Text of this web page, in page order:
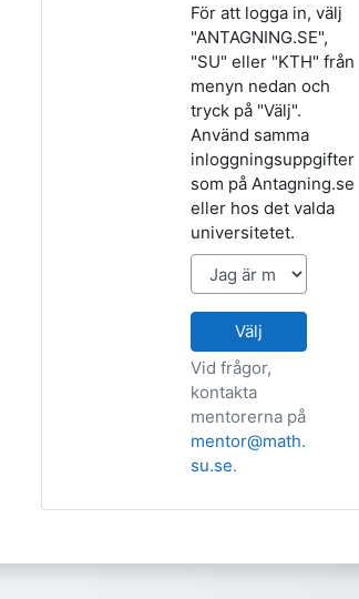
För att logga in, välj
"ANTAGNING.SE",
"SU" eller "KTH" från
menyn nedan och
tryck på "Välj".
Använd samma
inloggningsuppgifter
som på Antagning.se
eller hos det valda
universitetet.
Välj
Vid frågor,
kontakta
mentorerna på
mentor@math.
su.se.